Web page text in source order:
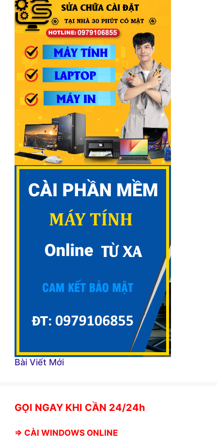
Bài Viết Mới
GỌI NGAY KHI CẦN 24/24h
⇒ CÀI WINDOWS ONLINE